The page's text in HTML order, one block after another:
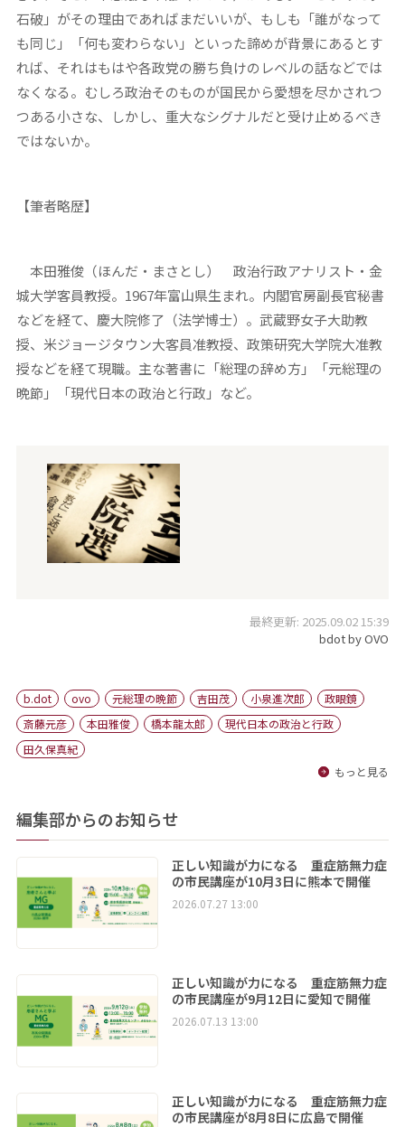
石破」がその理由であればまだいいが、もしも「誰がなって
も同じ」「何も変わらない」といった諦めが背景にあるとす
れば、それはもはや各政党の勝ち負けのレベルの話などでは
なくなる。むしろ政治そのものが国民から愛想を尽かされつ
つある小さな、しかし、重大なシグナルだと受け止めるべき
ではないか。
【筆者略歴】
本田雅俊（ほんだ・まさとし） 政治行政アナリスト・金
城大学客員教授。1967年富山県生まれ。内閣官房副長官秘書
などを経て、慶大院修了（法学博士）。武蔵野女子大助教
授、米ジョージタウン大客員准教授、政策研究大学院大准教
授などを経て現職。主な著書に「総理の辞め方」「元総理の
晩節」「現代日本の政治と行政」など。
最終更新: 2025.09.02 15:39
bdot by OVO
b.dot ovo 元総理の晩節 吉田茂 小泉進次郎
政眼鏡
斎藤元彦
本田雅俊 橋本龍太郎
現代日本の政治と行政
田久保真紀
もっと見る
編集部からのお知らせ
正しい知識が力になる 重症筋無力症
の市民講座が10月3日に熊本で開催
2026.07.27 13:00
正しい知識が力になる 重症筋無力症
の市民講座が9月12日に愛知で開催
2026.07.13 13:00
正しい知識が力になる 重症筋無力症
の市民講座が8月8日に広島で開催